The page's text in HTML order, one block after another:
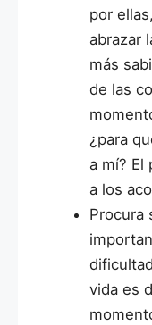
por
abrazar
más
de las
¿para
a mí? El
a los
Procura
vida es